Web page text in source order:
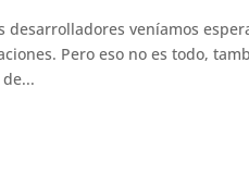
veníamos
Pero eso no es todo,